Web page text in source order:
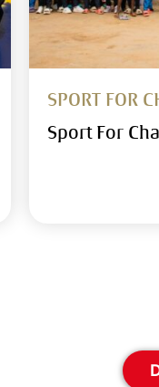
SPORT FOR
Sport For